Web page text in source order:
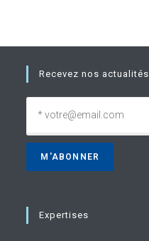
Recevez nos actualités
Expertises